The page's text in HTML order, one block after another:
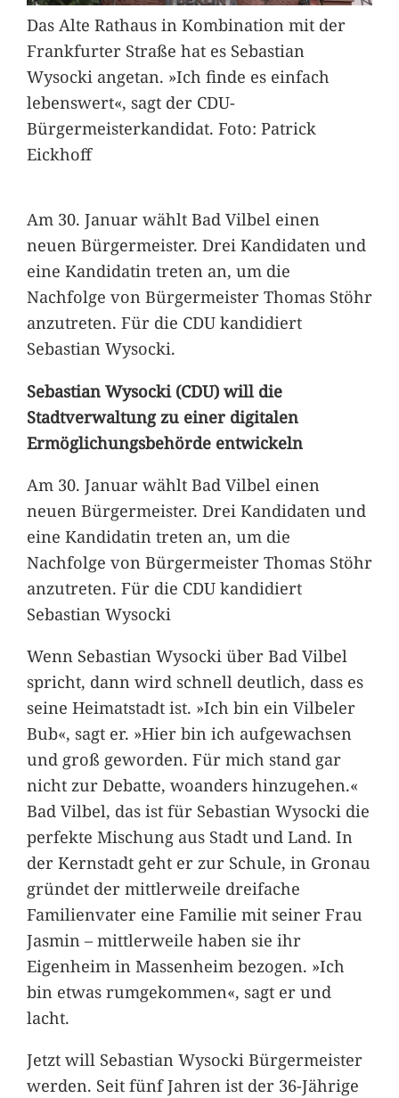
Das Alte Rathaus in Kombination mit der
Frankfurter Straße hat es Sebastian
Wysocki angetan. »Ich finde es einfach
lebenswert«, sagt der CDU-
Bürgermeisterkandidat. Foto: Patrick
Eickhoff
Am 30. Januar wählt Bad Vilbel einen
neuen Bürgermeister. Drei Kandidaten und
eine Kandidatin treten an, um die
Nachfolge von Bürgermeister Thomas Stöhr
anzutreten. Für die CDU kandidiert
Sebastian Wysocki.
Sebastian Wysocki (CDU) will die
Stadtverwaltung zu einer digitalen
Ermöglichungsbehörde entwickeln
Am 30. Januar wählt Bad Vilbel einen
neuen Bürgermeister. Drei Kandidaten und
eine Kandidatin treten an, um die
Nachfolge von Bürgermeister Thomas Stöhr
anzutreten. Für die CDU kandidiert
Sebastian Wysocki
Wenn Sebastian Wysocki über Bad Vilbel
spricht, dann wird schnell deutlich, dass es
seine Heimatstadt ist. »Ich bin ein Vilbeler
Bub«, sagt er. »Hier bin ich aufgewachsen
und groß geworden. Für mich stand gar
nicht zur Debatte, woanders hinzugehen.«
Bad Vilbel, das ist für Sebastian Wysocki die
perfekte Mischung aus Stadt und Land. In
der Kernstadt geht er zur Schule, in Gronau
gründet der mittlerweile dreifache
Familienvater eine Familie mit seiner Frau
Jasmin – mittlerweile haben sie ihr
Eigenheim in Massenheim bezogen. »Ich
bin etwas rumgekommen«, sagt er und
lacht.
Jetzt will Sebastian Wysocki Bürgermeister
werden. Seit fünf Jahren ist der 36-Jährige